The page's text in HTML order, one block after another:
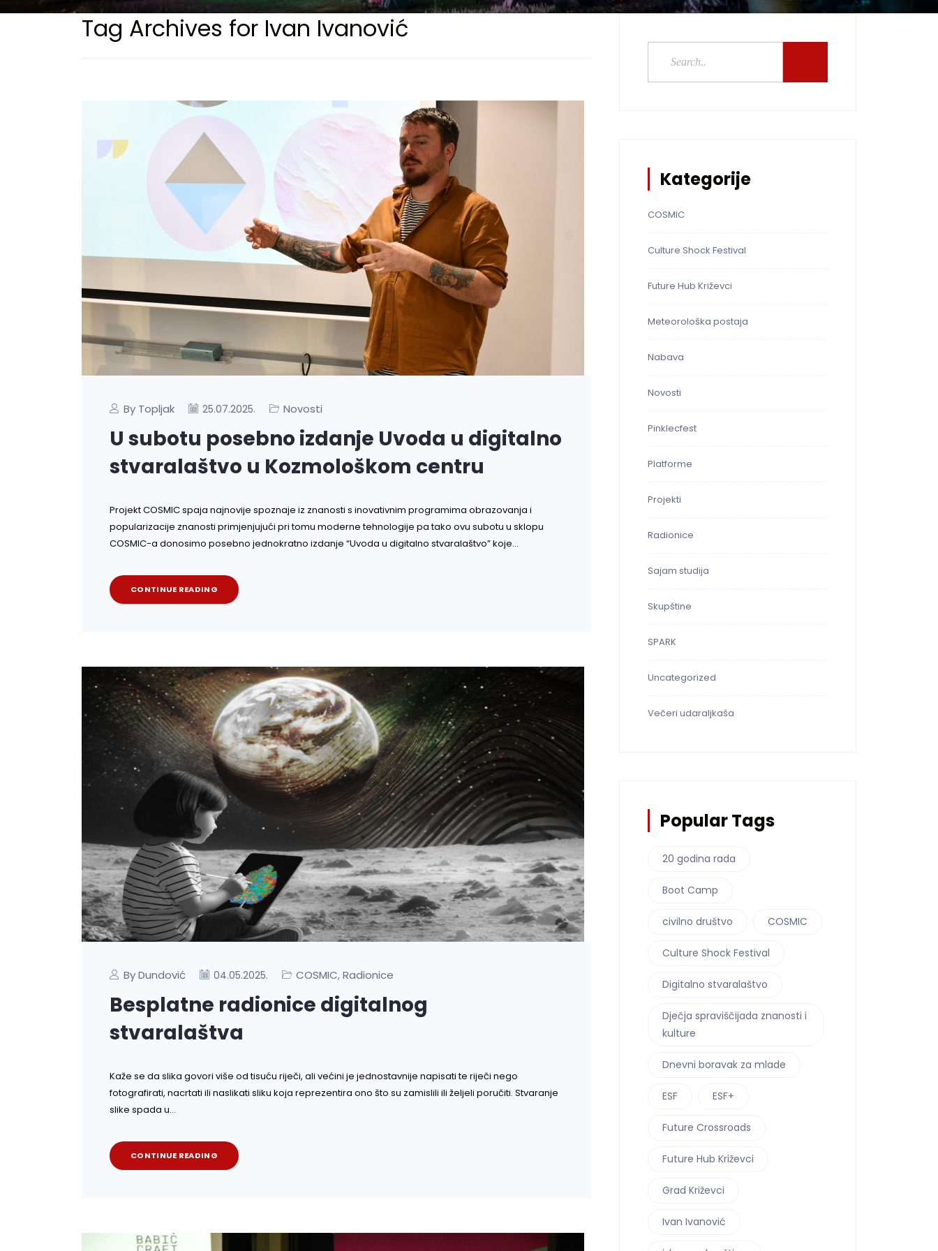
Tag Archives for Ivan Ivanović
By Topljak 25.07.2025. Novosti
U subotu posebno izdanje Uvoda u digitalno
stvaralaštvo u Kozmološkom centru
Projekt COSMIC spaja najnovije spoznaje iz znanosti s inovativnim programima obrazovanja i
popularizacije znanosti primjenjujući pri tomu moderne tehnologije pa tako ovu subotu u sklopu
COSMIC-a donosimo posebno jednokratno izdanje “Uvoda u digitalno stvaralaštvo” koje…
CONTINUE READING
By Dundović 04.05.2025. COSMIC, Radionice
Besplatne radionice digitalnog
stvaralaštva
Kaže se da slika govori više od tisuću riječi, ali većini je jednostavnije napisati te riječi nego
fotografirati, nacrtati ili naslikati sliku koja reprezentira ono što su zamislili ili željeli poručiti. Stvaranje
slike spada u…
CONTINUE READING
Kategorije
COSMIC
Culture Shock Festival
Future Hub Križevci
Meteorološka postaja
Nabava
Novosti
Pinklecfest
Platforme
Projekti
Radionice
Sajam studija
Skupštine
SPARK
Uncategorized
Večeri udaraljkaša
Popular Tags
20 godina rada
Boot Camp
civilno društvo COSMIC
Culture Shock Festival
Digitalno stvaralaštvo
Dječja spraviščijada znanosti i
kulture
Dnevni boravak za mlade
ESF ESF+
Future Crossroads
Future Hub Križevci
Grad Križevci
Ivan Ivanović